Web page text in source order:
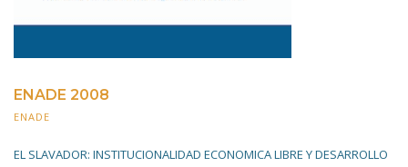
ENADE 2008
ENADE
EL SLAVADOR: INSTITUCIONALIDAD ECONOMICA LIBRE Y DESARROLLO